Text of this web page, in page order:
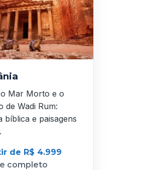
Mar Morto e o
de Wadi Rum:
bíblica e paisagens
de R$ 4.999
completo